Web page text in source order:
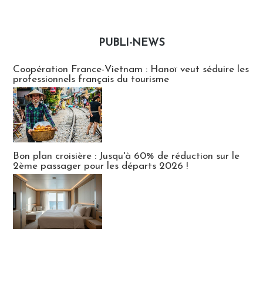
PUBLI-NEWS
Coopération France-Vietnam : Hanoï veut séduire les
professionnels français du tourisme
Bon plan croisière : Jusqu'à 60% de réduction sur le
2ème passager pour les départs 2026 !